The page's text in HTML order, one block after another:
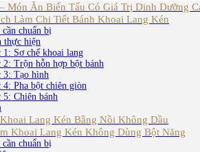
Món Ăn Biến Tấu Có Giá Trị Dinh Dưỡng
Làm Chi Tiết Bánh Khoai Lang Kén
chuẩn bị
thực hiện
1: Sơ chế khoai lang
2: Trộn hỗn hợp bột bánh
3: Tạo hình
4: Pha bột chiên giòn
5: Chiên bánh
Lang Kén Bằng Nồi Không Dầu
Khoai Lang Kén Không Dùng Bột Năng
chuẩn bị